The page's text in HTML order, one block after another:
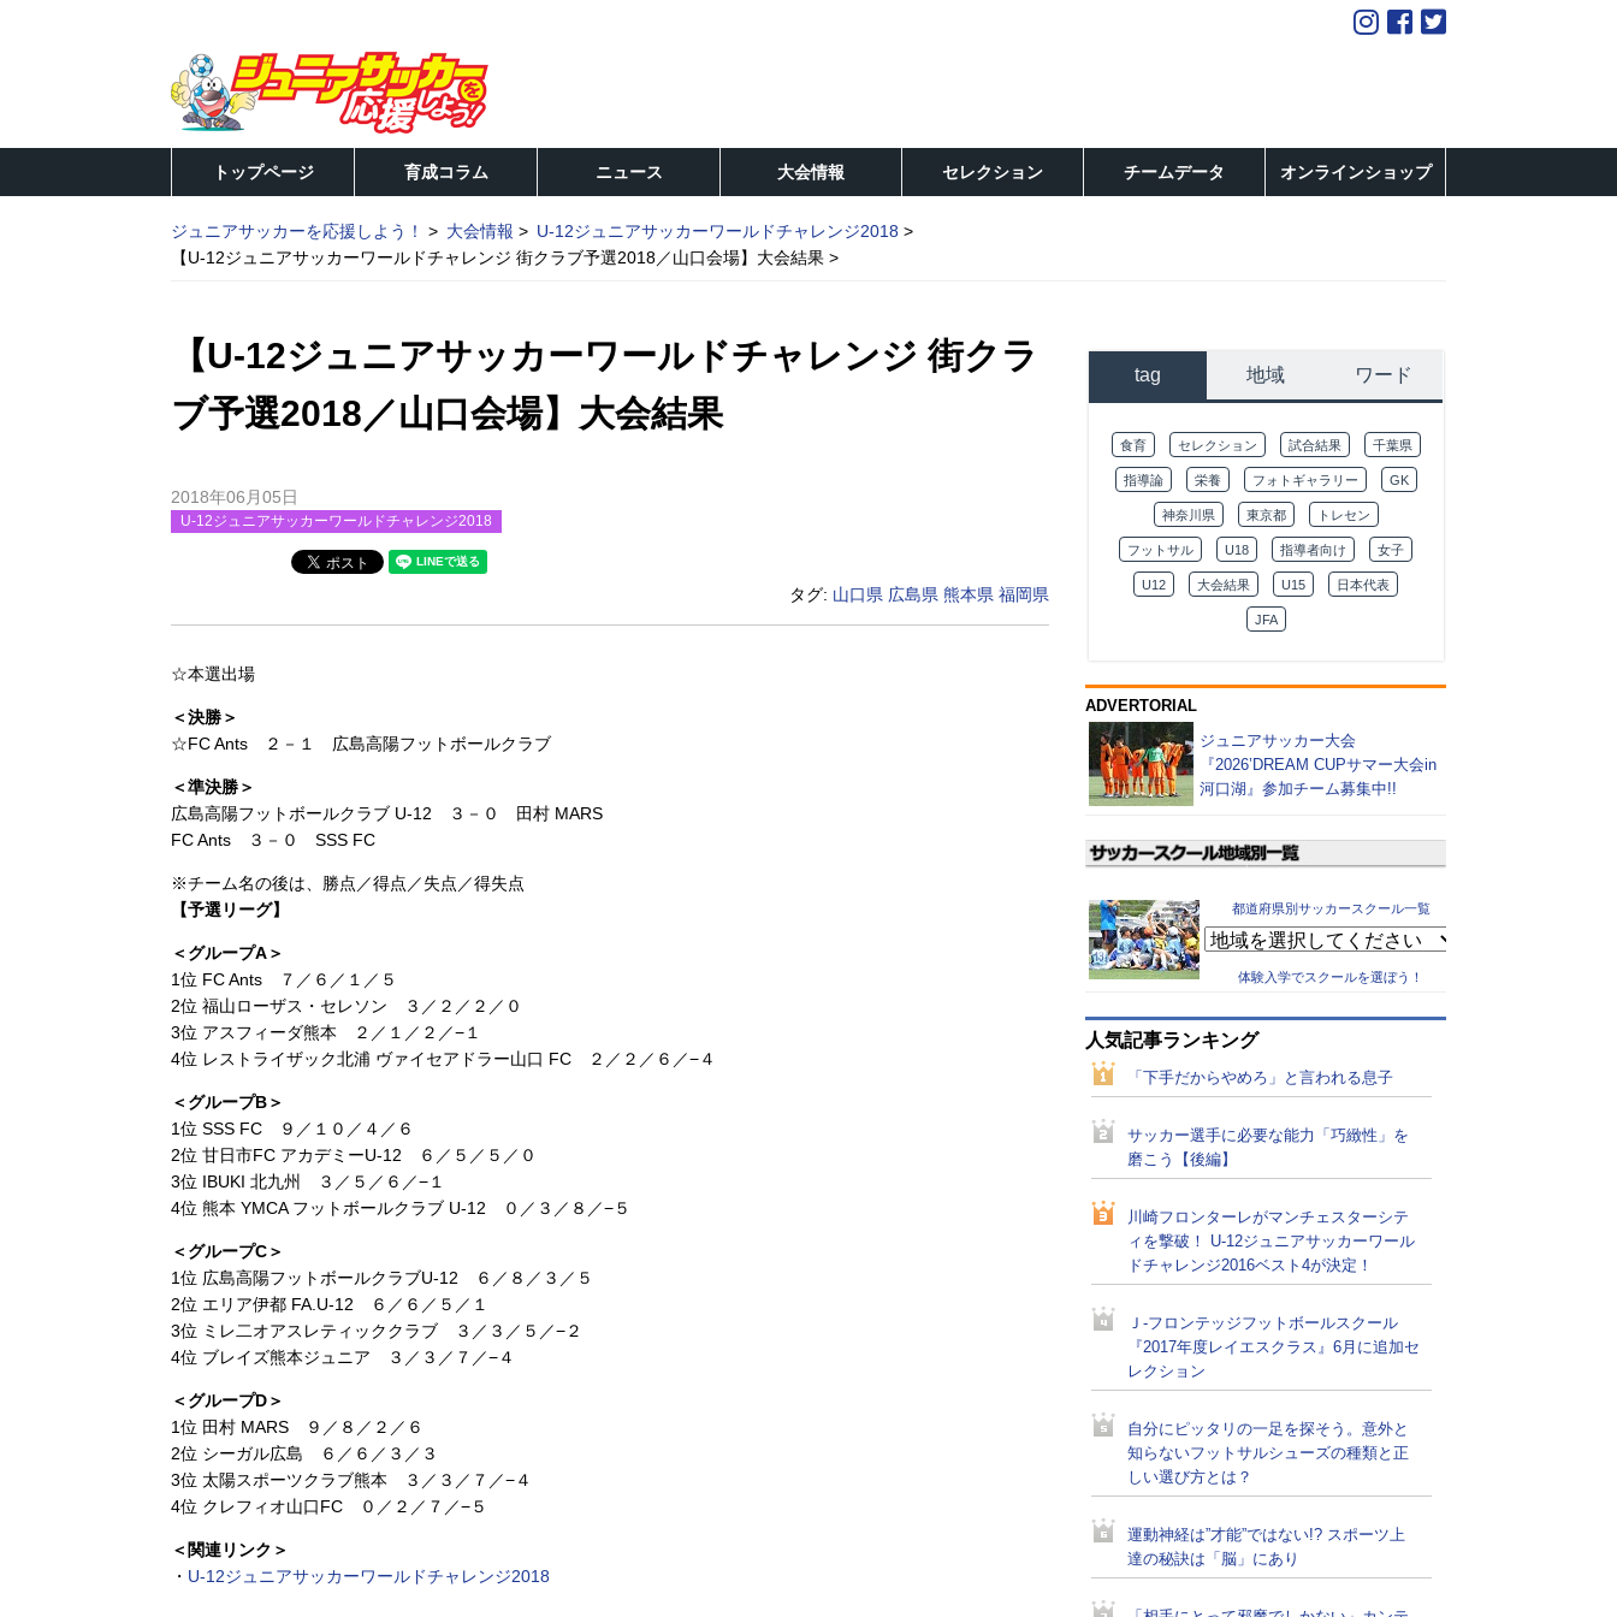
トップページ 育成コラム ニュース 大会情報 セレクション チームデータ オンラインショップ
ジュニアサッカーを応援しよう！ 大会情報
U-12ジュニアサッカーワールドチャレンジ2018
【U-12ジュニアサッカーワールドチャレンジ 街クラブ予選2018／山口会場】大会結果
【U-12ジュニアサッカーワールドチャレンジ 街クラ
ブ予選2018／山口会場】大会結果
2018年06月05日
U-12ジュニアサッカーワールドチャレンジ2018
タグ: 山口県 広島県 熊本県 福岡県
☆本選出場
＜決勝＞
☆FC Ants ２－１ 広島高陽フットボールクラブ
＜準決勝＞
広島高陽フットボールクラブ U-12 ３－０ 田村 MARS
FC Ants ３－０ SSS FC
※チーム名の後は、勝点／得点／失点／得失点
【予選リーグ】
＜グループA＞
1位 FC Ants ７／６／１／５
2位 福山ローザス・セレソン ３／２／２／０
3位 アスフィーダ熊本 ２／１／２／−１
4位 レストライザック北浦 ヴァイセアドラー山口 FC ２／２／６／−４
＜グループB＞
1位 SSS FC ９／１０／４／６
2位 甘日市FC アカデミーU-12 ６／５／５／０
3位 IBUKI 北九州 ３／５／６／−１
4位 熊本 YMCA フットボールクラブ U-12 ０／３／８／−５
＜グループC＞
1位 広島高陽フットボールクラブU-12 ６／８／３／５
2位 エリア伊都 FA.U-12 ６／６／５／１
3位 ミレ二オアスレティッククラブ ３／３／５／−２
4位 ブレイズ熊本ジュニア ３／３／７／−４
＜グループD＞
1位 田村 MARS ９／８／２／６
2位 シーガル広島 ６／６／３／３
3位 太陽スポーツクラブ熊本 ３／３／７／−４
4位 クレフィオ山口FC ０／２／７／−５
＜関連リンク＞
・ U-12ジュニアサッカーワールドチャレンジ2018
tag 地域 ワード
食育 セレクション 試合結果 千葉県
指導論 栄養 フォトギャラリー GK
神奈川県 東京都 トレセン
フットサル U18 指導者向け 女子
U12 大会結果 U15 日本代表
JFA
ADVERTORIAL
ジュニアサッカー大会
『2026’DREAM CUPサマー大会in
河口湖』参加チーム募集中!!
都道府県別サッカースクール一覧
体験入学でスクールを選ぼう！
人気記事ランキング
「下手だからやめろ」と言われる息子
サッカー選手に必要な能力「巧緻性」を
磨こう【後編】
川崎フロンターレがマンチェスターシテ
ィを撃破！ U-12ジュニアサッカーワール
ドチャレンジ2016ベスト4が決定！
Ｊ-フロンテッジフットボールスクール
『2017年度レイエスクラス』6月に追加セ
レクション
自分にピッタリの一足を探そう。意外と
知らないフットサルシューズの種類と正
しい選び方とは？
運動神経は”才能”ではない!? スポーツ上
達の秘訣は「脳」にあり